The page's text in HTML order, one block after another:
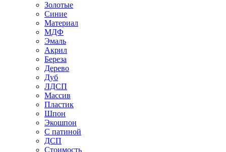
Золотые
Синие
Материал
МДФ
Эмаль
Акрил
Береза
Дерево
Дуб
ЛДСП
Массив
Пластик
Шпон
Экошпон
С патиной
ДСП
Стоимость